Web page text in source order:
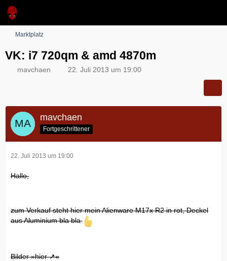
Marktplatz
VK: i7 720qm & amd 4870m
mavchaen 22. Juli 2013 um 19:00
mavchaen
Fortgeschrittener
22. Juli 2013 um 19:00
Hallo,
zum Verkauf steht hier mein Alienware M17x R2 in rot, Deckel
aus Aluminium bla bla
Bilder »hier «